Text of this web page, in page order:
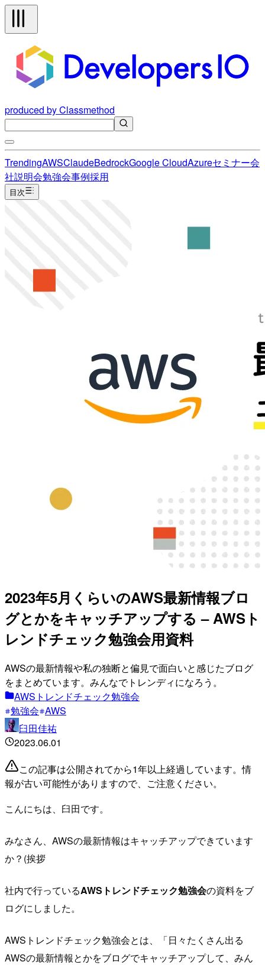
produced by Classmethod
TrendingAWSClaudeBedrockGoogle CloudAzureセミナー会
社説明会勉強会事例採用
目次
2023年5月くらいのAWS最新情報ブロ
グとかをキャッチアップする – AWSト
レンドチェック勉強会用資料
AWSの最新情報や私の独断と偏見で面白いと感じたブログ
をまとめています。みんなでトレンディになろう。
AWSトレンドチェック勉強会
勉強会 AWS
臼田佳祐
2023.06.01
この記事は公開されてから1年以上経過しています。情
報が古い可能性がありますので、ご注意ください。
こんにちは、臼田です。
みなさん、AWSの最新情報はキャッチアップできています
か？(挨拶
社内で行っているAWSトレンドチェック勉強会の資料をブ
ログにしました。
AWSトレンドチェック勉強会とは、「日々たくさん出る
AWSの最新情報とかをブログでキャッチアップして、みん